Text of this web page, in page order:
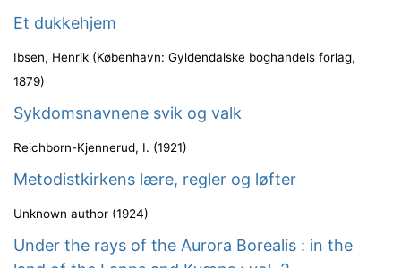
Et dukkehjem
Ibsen, Henrik (København: Gyldendalske boghandels forlag,
1879)
Sykdomsnavnene svik og valk
Reichborn-Kjennerud, I. (1921)
Metodistkirkens lære, regler og løfter
Unknown author (1924)
Under the rays of the Aurora Borealis : in the